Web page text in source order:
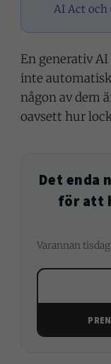
AI Act och
En generativ
inte
någon av dem
oavsett hur
Det enda
för att
Varannan